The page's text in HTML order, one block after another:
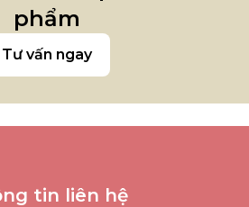
phẩm
Tư vấn ngay
tin liên hệ